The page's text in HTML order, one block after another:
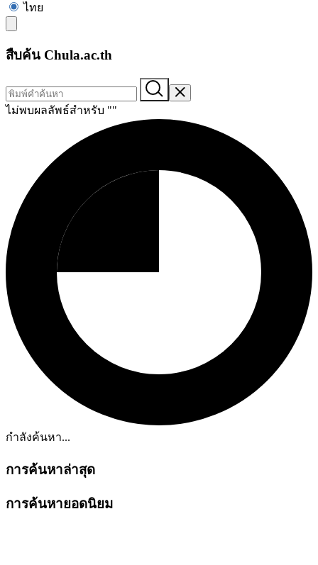
ไทย
สืบค้น Chula.ac.th
ไม่พบผลลัพธ์สำหรับ ""
กำลังค้นหา...
การค้นหาล่าสุด
การค้นหายอดนิยม